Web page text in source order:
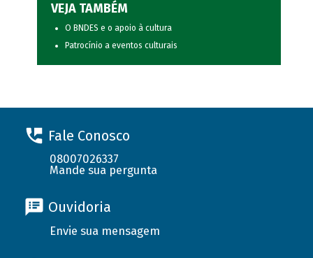
VEJA TAMBÉM
O BNDES e o apoio à cultura
Patrocínio a eventos culturais
Fale Conosco
08007026337
Mande sua pergunta
Ouvidoria
Envie sua mensagem